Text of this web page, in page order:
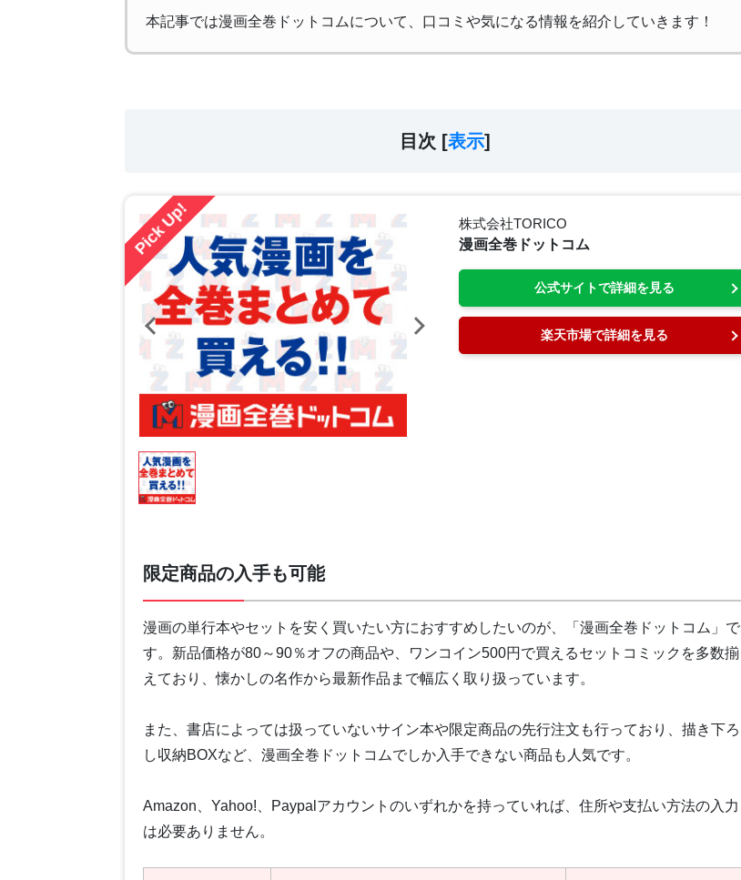
本記事では漫画全巻ドットコムについて、口コミや気になる情報を紹介していきます！
目次 [表示]
Pick Up!
株式会社TORICO
漫画全巻ドットコム
公式サイトで詳細を見る
楽天市場で詳細を見る
限定商品の入手も可能
漫画の単行本やセットを安く買いたい方におすすめしたいのが、「漫画全巻ドットコム」で
す。新品価格が80～90％オフの商品や、ワンコイン500円で買えるセットコミックを多数揃
えており、懐かしの名作から最新作品まで幅広く取り扱っています。
また、書店によっては扱っていないサイン本や限定商品の先行注文も行っており、描き下ろ
し収納BOXなど、漫画全巻ドットコムでしか入手できない商品も人気です。
Amazon、Yahoo!、Paypalアカウントのいずれかを持っていれば、住所や支払い方法の入力
は必要ありません。